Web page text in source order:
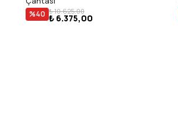
%40 ₺ 10.625,00
₺ 6.375,00